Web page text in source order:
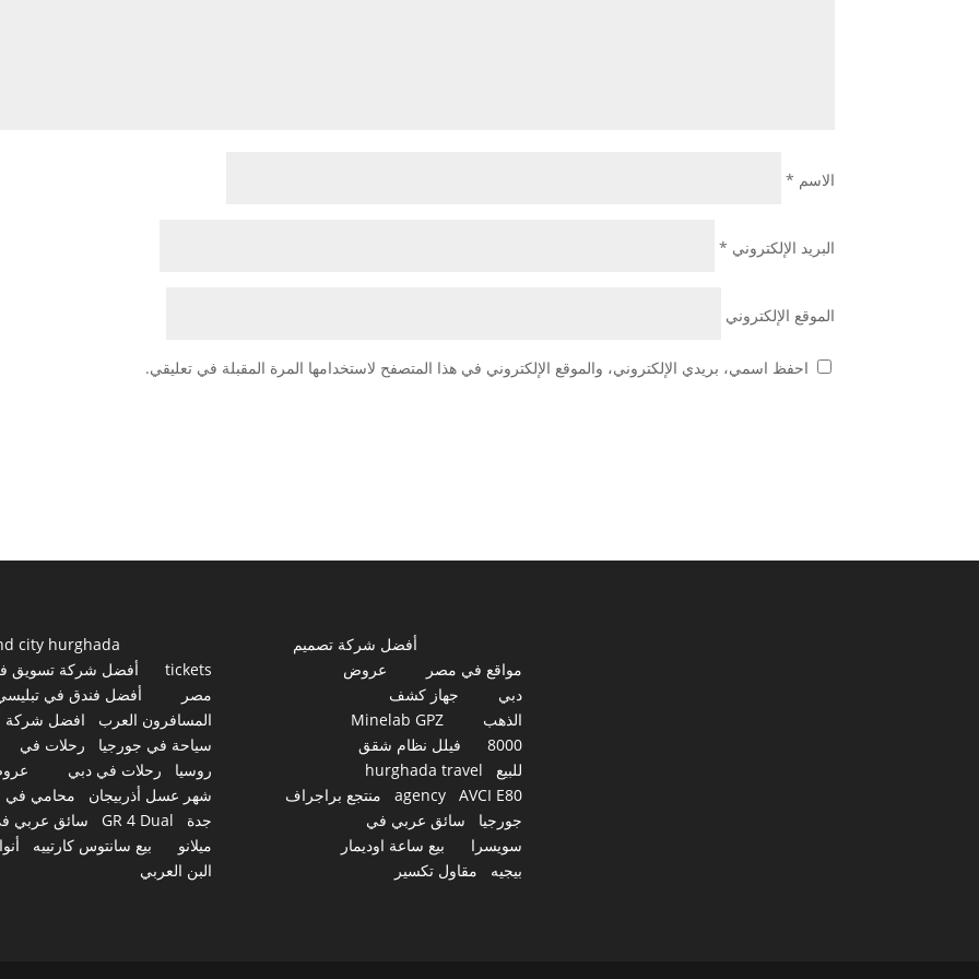
الاسم *
البريد الإلكتروني *
الموقع الإلكتروني
احفظ اسمي، بريدي الإلكتروني، والموقع الإلكتروني في هذا المتصفح لاستخدامها المرة المقبلة في تعليقي.
city hurghada
tickets
أفضل شركة تسويق
مصر
أفضل فندق في
المسافرون العرب
افضل شركة
سياحة في جورجيا
رحلات في
روسيا
رحلات في دبي
شهر عسل أذربيجان
محامي في
جدة
GR 4 Dual
سائق عربي
ميلانو
بيع سانتوس كارتييه
البن العربي
أفضل شركة تصميم
مواقع في مصر
عروض
دبي
جهاز كشف
الذهب
Minelab GPZ
8000
فيلل نظام شقق
للبيع
hurghada travel
agency
AVCI E80
منتجع براجراف
جورجيا
سائق عربي في
سويسرا
بيع ساعة اوديمار
بيجيه
مقاول تكسير